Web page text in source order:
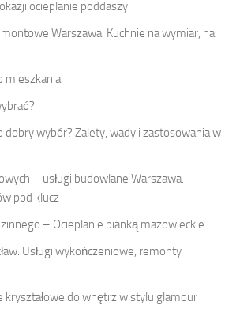
ocieplanie poddaszy
Warszawa. Kuchnie na wymiar, na
mieszkania
wybór? Zalety, wady i zastosowania w
– usługi budowlane Warszawa.
pod klucz
– Ocieplanie pianką mazowieckie
Usługi wykończeniowe, remonty
do wnętrz w stylu glamour